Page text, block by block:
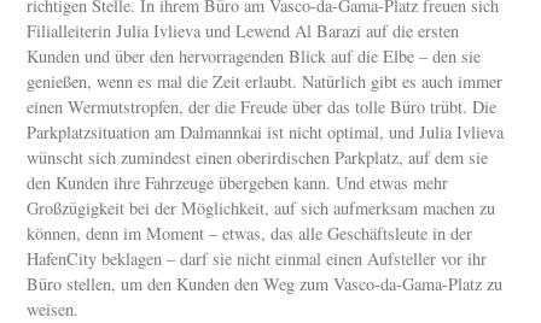
richtigen Stelle. In ihrem Büro am Vasco-da-Gama-Platz freuen sich
Filialleiterin Julia Ivlieva und Lewend Al Barazi auf die ersten
Kunden und über den hervorragenden Blick auf die Elbe – den sie
genießen, wenn es mal die Zeit erlaubt. Natürlich gibt es auch immer
einen Wermutstropfen, der die Freude über das tolle Büro trübt. Die
Parkplatzsituation am Dalmannkai ist nicht optimal, und Julia Ivlieva
wünscht sich zumindest einen oberirdischen Parkplatz, auf dem sie
den Kunden ihre Fahrzeuge übergeben kann. Und etwas mehr
Großzügigkeit bei der Möglichkeit, auf sich aufmerksam machen zu
können, denn im Moment – etwas, das alle Geschäftsleute in der
HafenCity beklagen – darf sie nicht einmal einen Aufsteller vor ihr
Büro stellen, um den Kunden den Weg zum Vasco-da-Gama-Platz zu
weisen.